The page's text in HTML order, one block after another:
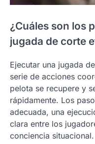
¿Cuáles son los
jugada de corte
Ejecutar una jugada
serie de acciones
pelota se recupere y
rápidamente. Los
adecuada, una
clara entre los
conciencia situacional.